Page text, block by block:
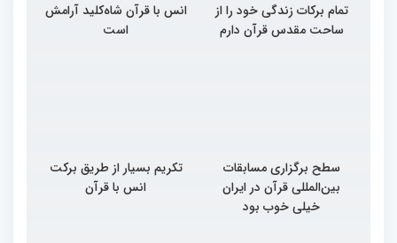
تمام برکات زندگی خود را از
ساحت مقدس قرآن دارم
انس با قرآن شاه‌کلید آرامش
است
سطح برگزاری مسابقات
بین‌المللی قرآن در ایران
خیلی خوب بود
تکریم بسیار از طریق برکت
انس با قرآن